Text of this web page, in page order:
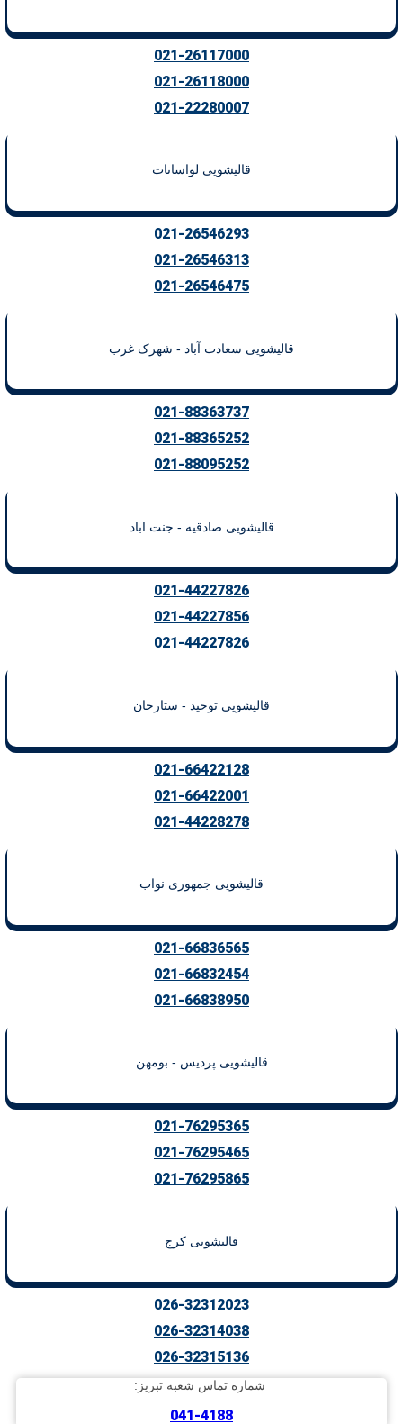
021-26117000
021-26118000
021-22280007
قالیشویی لواسانات
021-26546293
021-26546313
021-26546475
قالیشویی سعادت آباد - شهرک غرب
021-88363737
021-88365252
021-88095252
قالیشویی صادقیه - جنت اباد
021-44227826
021-44227856
021-44227826
قالیشویی توحید - ستارخان
021-66422128
021-66422001
021-44228278
قالیشویی جمهوری نواب
021-66836565
021-66832454
021-66838950
قالیشویی پردیس - بومهن
021-76295365
021-76295465
021-76295865
قالیشویی کرج
026-32312023
026-32314038
026-32315136
شماره تماس شعبه تبریز:
041-4188